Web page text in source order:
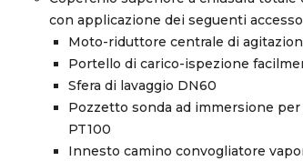
con applicazione dei seguenti
Moto-riduttore centrale di
Portello di carico-ispezione
Sfera di lavaggio DN60
Pozzetto sonda ad immersione
PT100
Innesto camino convogliatore